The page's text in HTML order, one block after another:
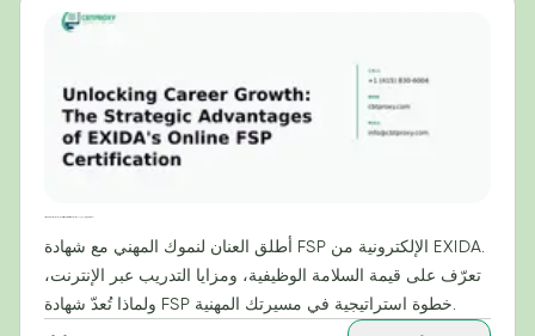
أطلق العنان لنموك المهني مع شهادة FSP الإلكترونية من EXIDA.
تعرّف على قيمة السلامة الوظيفية، ومزايا التدريب عبر الإنترنت،